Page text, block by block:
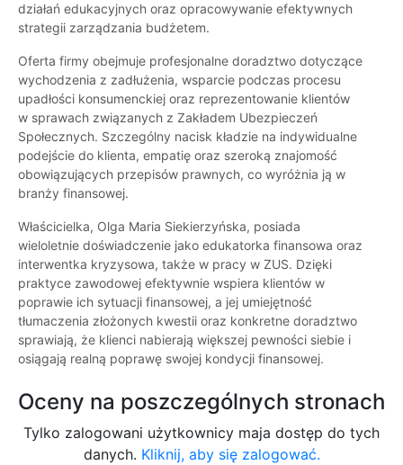
działań edukacyjnych oraz opracowywanie efektywnych
strategii zarządzania budżetem.
Oferta firmy obejmuje profesjonalne doradztwo dotyczące
wychodzenia z zadłużenia, wsparcie podczas procesu
upadłości konsumenckiej oraz reprezentowanie klientów
w sprawach związanych z Zakładem Ubezpieczeń
Społecznych. Szczególny nacisk kładzie na indywidualne
podejście do klienta, empatię oraz szeroką znajomość
obowiązujących przepisów prawnych, co wyróżnia ją w
branży finansowej.
Właścicielka, Olga Maria Siekierzyńska, posiada
wieloletnie doświadczenie jako edukatorka finansowa oraz
interwentka kryzysowa, także w pracy w ZUS. Dzięki
praktyce zawodowej efektywnie wspiera klientów w
poprawie ich sytuacji finansowej, a jej umiejętność
tłumaczenia złożonych kwestii oraz konkretne doradztwo
sprawiają, że klienci nabierają większej pewności siebie i
osiągają realną poprawę swojej kondycji finansowej.
Oceny na poszczególnych stronach
Tylko zalogowani użytkownicy maja dostęp do tych
danych. Kliknij, aby się zalogować.